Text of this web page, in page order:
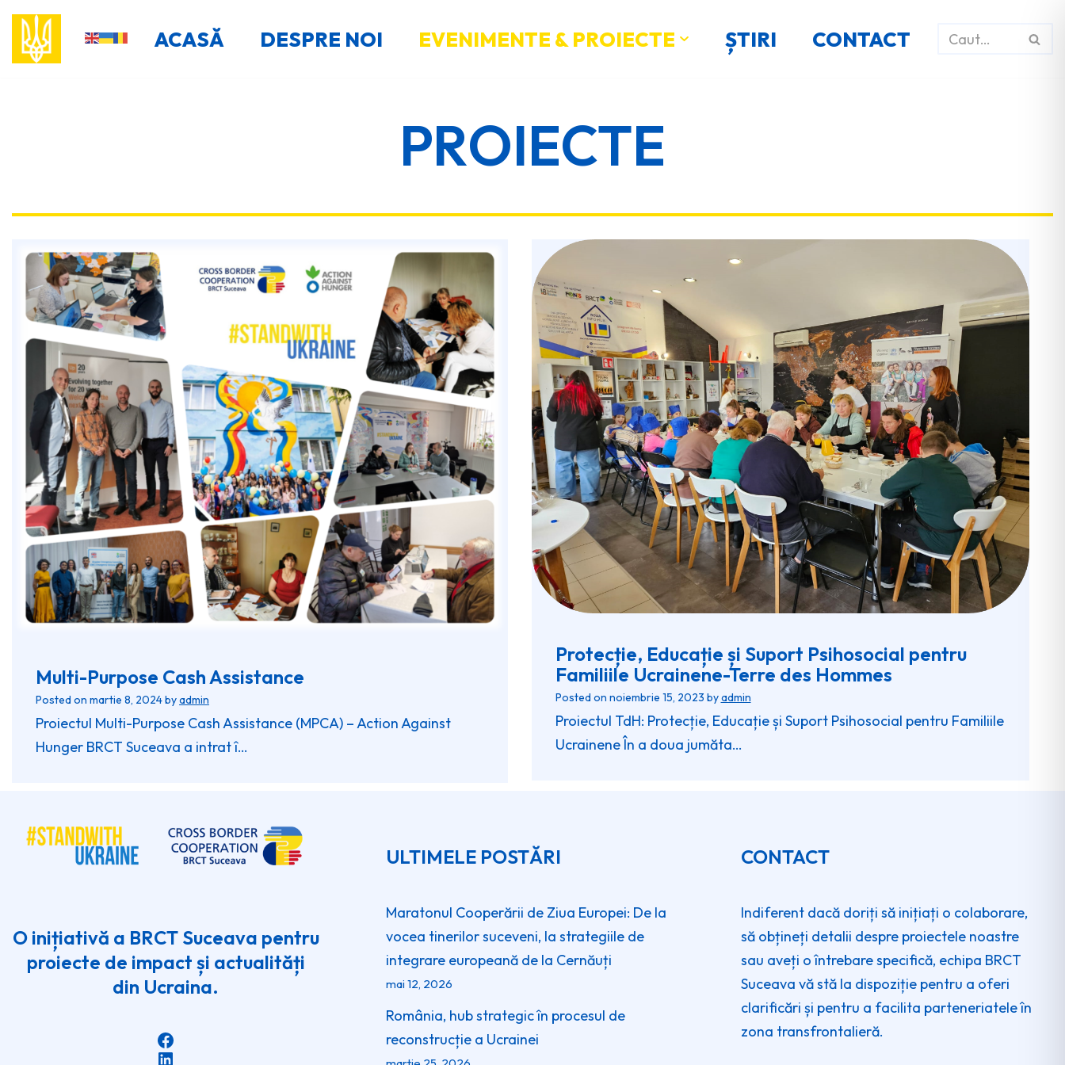
Sari
la
ACASĂ DESPRE NOI EVENIMENTE & PROIECTE ȘTIRI CONTACT
PROIECTE
Multi-Purpose Cash Assistance
Posted on martie 8, 2024byadmin
Proiectul Multi-Purpose Cash Assistance (MPCA) – Action Against
Hunger BRCT Suceava a intrat î…
Protecție, Educație și Suport Psihosocial pentru
Familiile Ucrainene-Terre des Hommes
Posted on noiembrie 15, 2023 byadmin
Proiectul TdH: Protecție, Educație și Suport Psihosocial pentru Familiile
Ucrainene În a doua jumăta…
O inițiativă a BRCT Suceava pentru
proiecte de impact și actualități
din Ucraina.
ULTIMELE POSTĂRI
Maratonul Cooperării de Ziua Europei: De la
vocea tinerilor suceveni, la strategiile de
integrare europeană de la Cernăuți
mai 12, 2026
România, hub strategic în procesul de
reconstrucție a Ucrainei
CONTACT
Indiferent dacă doriți să inițiați o colaborare,
să obțineți detalii despre proiectele noastre
sau aveți o întrebare specifică, echipa BRCT
Suceava vă stă la dispoziție pentru a oferi
clarificări și pentru a facilita parteneriatele în
zona transfrontalieră.